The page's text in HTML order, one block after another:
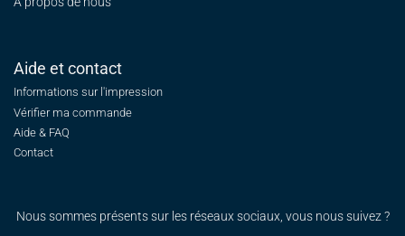
Aide et contact
Informations sur l'impression
Vérifier ma commande
Aide & FAQ
Contact
Nous sommes présents sur les réseaux sociaux, vous nous suivez ?